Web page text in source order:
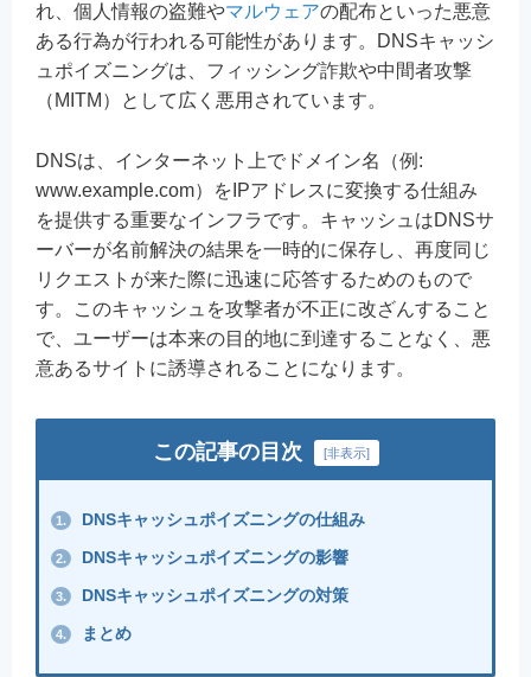
れ、個人情報の盗難やマルウェアの配布といった悪意
ある行為が行われる可能性があります。DNSキャッシ
ュポイズニングは、フィッシング詐欺や中間者攻撃
（MITM）として広く悪用されています。
DNSは、インターネット上でドメイン名（例:
www.example.com）をIPアドレスに変換する仕組み
を提供する重要なインフラです。キャッシュはDNSサ
ーバーが名前解決の結果を一時的に保存し、再度同じ
リクエストが来た際に迅速に応答するためのもので
す。このキャッシュを攻撃者が不正に改ざんすること
で、ユーザーは本来の目的地に到達することなく、悪
意あるサイトに誘導されることになります。
この記事の目次 [非表示]
1. DNSキャッシュポイズニングの仕組み
2. DNSキャッシュポイズニングの影響
3. DNSキャッシュポイズニングの対策
4. まとめ